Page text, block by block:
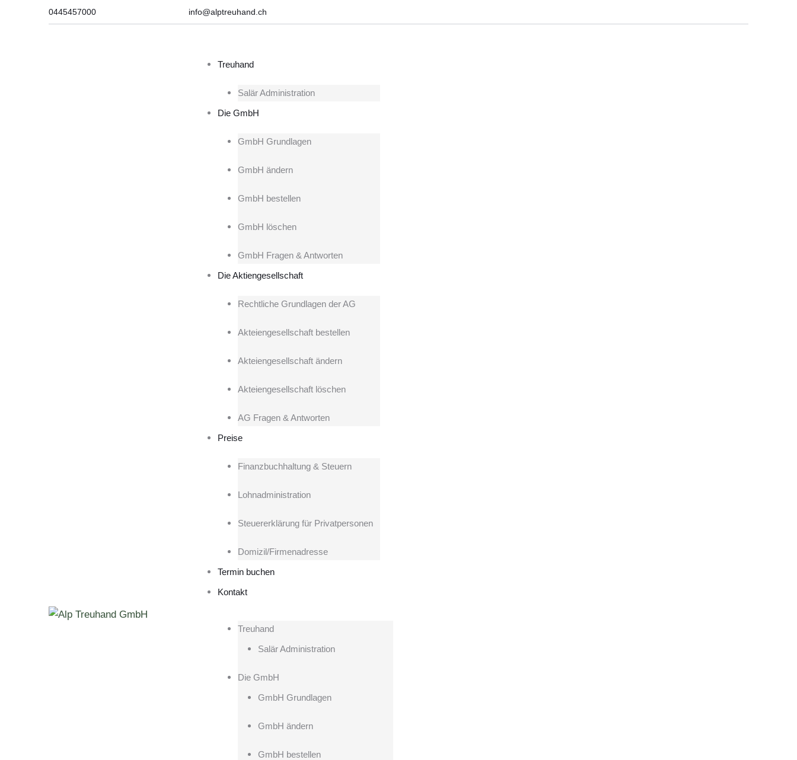
0445457000 info@alptreuhand.ch
Treuhand
Salär Administration
Die GmbH
GmbH Grundlagen
GmbH ändern
GmbH bestellen
GmbH löschen
GmbH Fragen & Antworten
Die Aktiengesellschaft
Rechtliche Grundlagen der AG
Akteiengesellschaft bestellen
Akteiengesellschaft ändern
Akteiengesellschaft löschen
AG Fragen & Antworten
Preise
Finanzbuchhaltung & Steuern
Lohnadministration
Steuererklärung für Privatpersonen
Domizil/Firmenadresse
Termin buchen
Kontakt
Treuhand
Salär Administration
Die GmbH
GmbH Grundlagen
GmbH ändern
GmbH bestellen